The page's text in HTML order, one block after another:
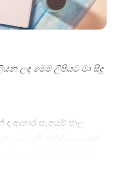
ලද මෙම ලිපියට මා සිදු
ද ආහාර සැපයුම් ජාල
මෙවැනි තත්ත්ව යටතේ
කරුණකි. බටහිර